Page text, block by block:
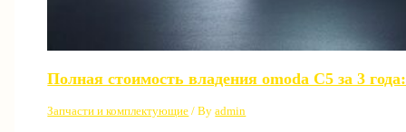
Полная стоимость владения omoda C5 за 3
Запчасти и комплектующие / Byadmin